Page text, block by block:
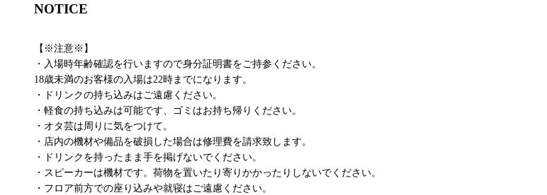
NOTICE
【※注意※】
・入場時年齢確認を行いますので身分証明書をご持参ください。
18歳未満のお客様の入場は22時までになります。
・ドリンクの持ち込みはご遠慮ください。
・軽食の持ち込みは可能です、ゴミはお持ち帰りください。
・オタ芸は周りに気をつけて。
・店内の機材や備品を破損した場合は修理費を請求致します。
・ドリンクを持ったまま手を掲げないでください。
・スピーカーは機材です。荷物を置いたり寄りかかったりしないでください。
・フロア前方での座り込みや就寝はご遠慮ください。